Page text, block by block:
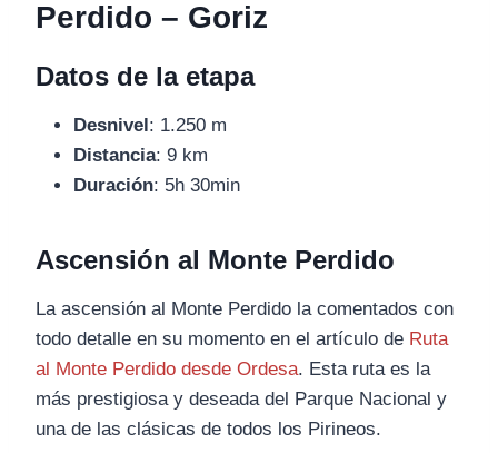
Perdido – Goriz
Datos de la etapa
Desnivel : 1.250 m
Distancia: 9 km
Duración: 5h 30min
Ascensión al Monte Perdido
La ascensión al Monte Perdido la comentados con
todo detalle en su momento en el artículo de Ruta
al Monte Perdido desde Ordesa. Esta ruta es la
más prestigiosa y deseada del Parque Nacional y
una de las clásicas de todos los Pirineos.